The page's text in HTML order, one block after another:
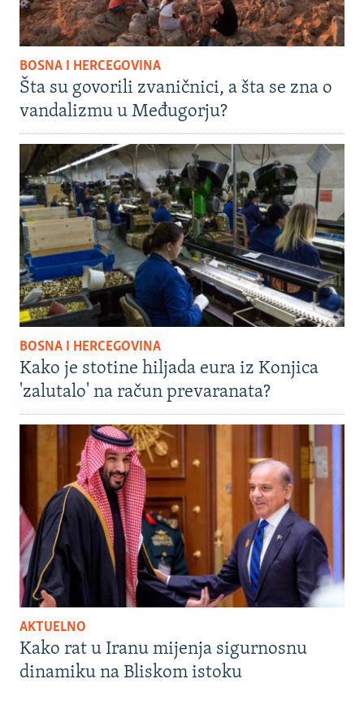
BOSNA I HERCEGOVINA
Šta su govorili zvaničnici, a šta se zna o
vandalizmu u Međugorju?
BOSNA I HERCEGOVINA
Kako je stotine hiljada eura iz Konjica
'zalutalo' na račun prevaranata?
AKTUELNO
Kako rat u Iranu mijenja sigurnosnu
dinamiku na Bliskom istoku